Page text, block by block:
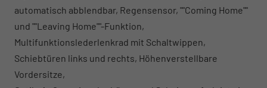
automatisch abblendbar, Regensensor, ""Coming Home""
und ""Leaving Home""-Funktion,
Multifunktionslederlenkrad mit Schaltwippen,
Schiebtüren links und rechts, Höhenverstellbare
Vordersitze,